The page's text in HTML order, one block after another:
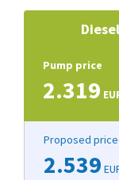
Diesel
Pump price
2.319
Proposed price
2.539